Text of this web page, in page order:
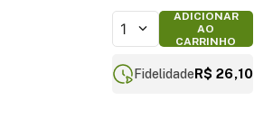
1
ADICIONAR
AO
CARRINHO
FidelidadeR$ 26,10